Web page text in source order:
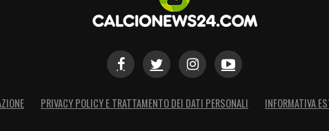
PRIVACY POLICY E TRATTAMENTO DEI DATI PERSONALI INFORMATIVA